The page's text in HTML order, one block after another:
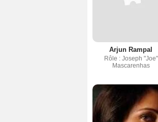
Arjun Rampal
Rôle : Joseph "Joe"
Mascarenhas